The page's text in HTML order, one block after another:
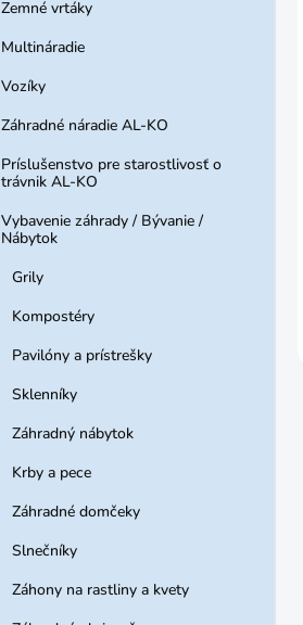
Zemné vrtáky
Multináradie
Vozíky
Záhradné náradie AL-KO
Príslušenstvo pre starostlivosť o
trávnik AL-KO
Vybavenie záhrady / Bývanie /
Nábytok
Grily
Kompostéry
Pavilóny a prístrešky
Sklenníky
Záhradný nábytok
Krby a pece
Záhradné domčeky
Slnečníky
Záhony na rastliny a kvety